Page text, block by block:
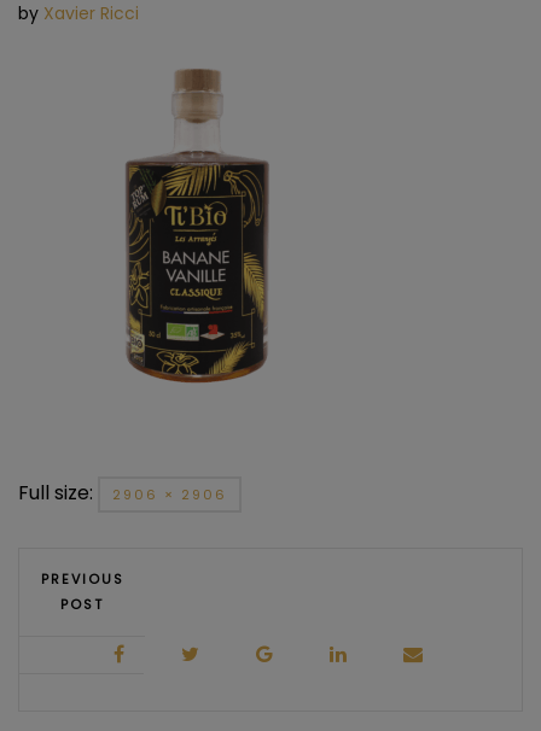
by Xavier Ricci
Full size: 2906 × 2906
PREVIOUS
POST